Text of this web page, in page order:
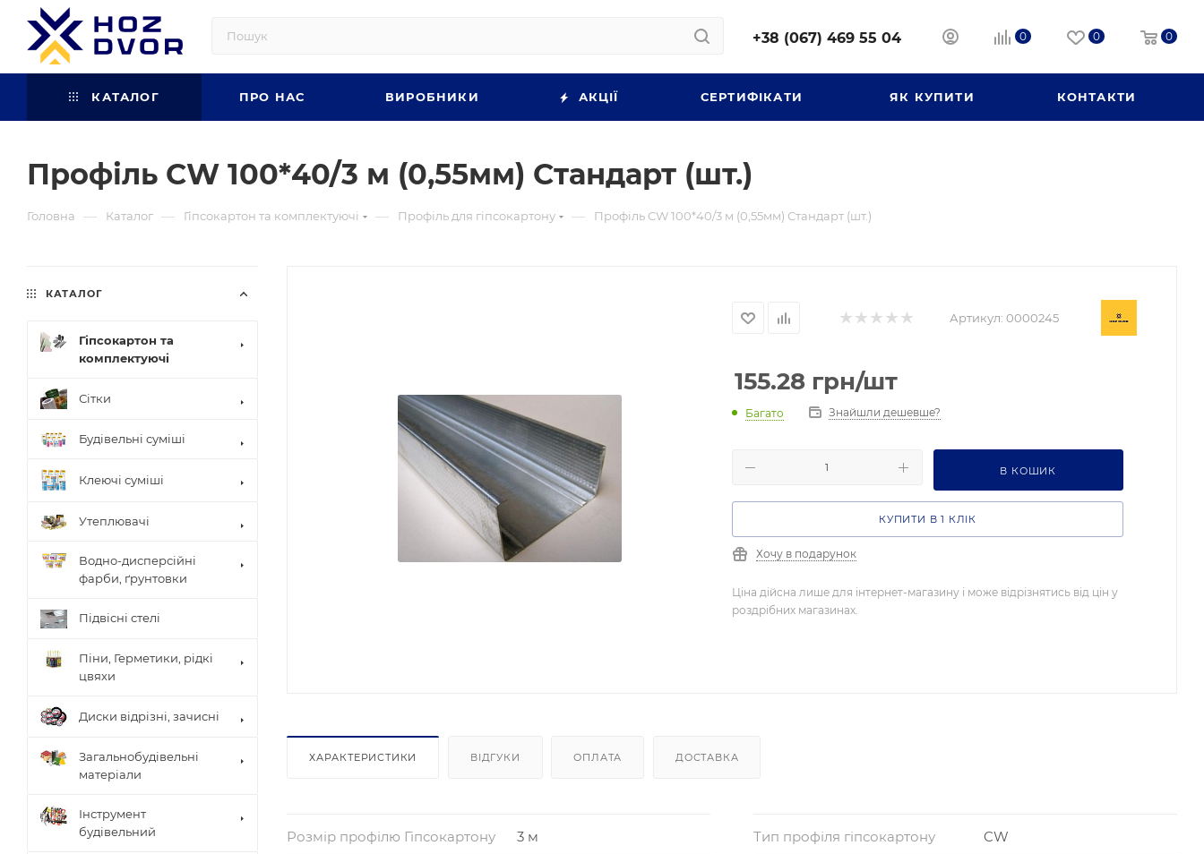
+38 (067) 469 55 04 0 0 0
КАТАЛОГ ПРО НАС ВИРОБНИКИ АКЦІЇ СЕРТИФІКАТИ ЯК КУПИТИ КОНТАКТИ
Профіль CW 100*40/3 м (0,55мм) Стандарт (шт.)
Головна — Каталог — Гіпсокартон та комплектуючі — Профіль для гіпсокартону — Профіль CW 100*40/3 м (0,55мм) Стандарт (шт.)
Артикул: 0000245
155.28 грн/шт
Багато Знайшли дешевше?
В КОШИК
КУПИТИ В 1 КЛІК
Хочу в подарунок
Ціна дійсна лише для інтернет-магазину і може відрізнятись від цін у
роздрібних магазинах.
ХАРАКТЕРИСТИКИ ВІДГУКИ ОПЛАТА ДОСТАВКА
Розмір профілю Гіпсокартону 3 м Тип профіля гіпсокартону CW
КАТАЛОГ
Гіпсокартон та
комплектуючі
Сітки
Будівельні суміші
Клеючі суміші
Утеплювачі
Водно-дисперсійні
фарби, ґрунтовки
Підвісні стелі
Піни, Герметики, рідкі
цвяхи
Диски відрізні, зачисні
Загальнобудівельні
матеріали
Інструмент
будівельний